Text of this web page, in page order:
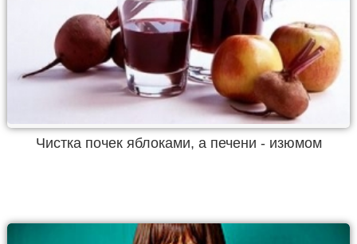
Чистка почек яблоками, а печени - изюмом